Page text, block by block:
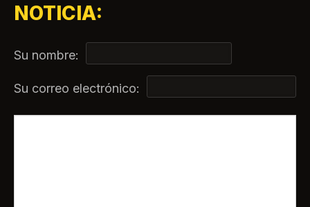
NOTICIA:
Su nombre:
Su correo electrónico: